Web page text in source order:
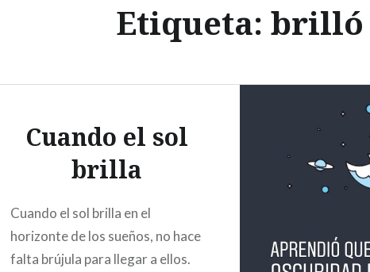
Etiqueta: brilló
Cuando el sol
brilla
Cuando el sol brilla en el
horizonte de los sueños, no hace
falta brújula para llegar a ellos.